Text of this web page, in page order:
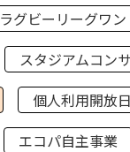
ラグビーリーグワン
スタジアムコン
個人利用開放日
エコパ自主事業